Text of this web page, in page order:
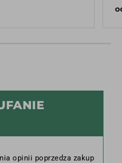
opinii poprzedza zakup